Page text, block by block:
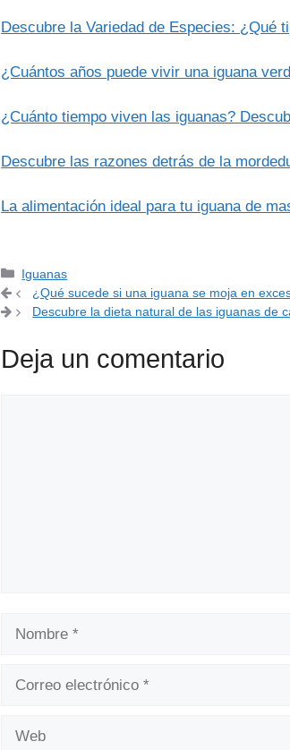
Descubre la Variedad de Especies: ¿Qué
¿Cuántos años puede vivir una iguana
¿Cuánto tiempo viven las iguanas?
Descubre las razones detrás de la
La alimentación ideal para tu iguana de
Categorías
Iguanas
¿Qué sucede si una iguana se moja en
Descubre la dieta natural de las iguanas de
Deja un comentario
Nombre
Correo
Web